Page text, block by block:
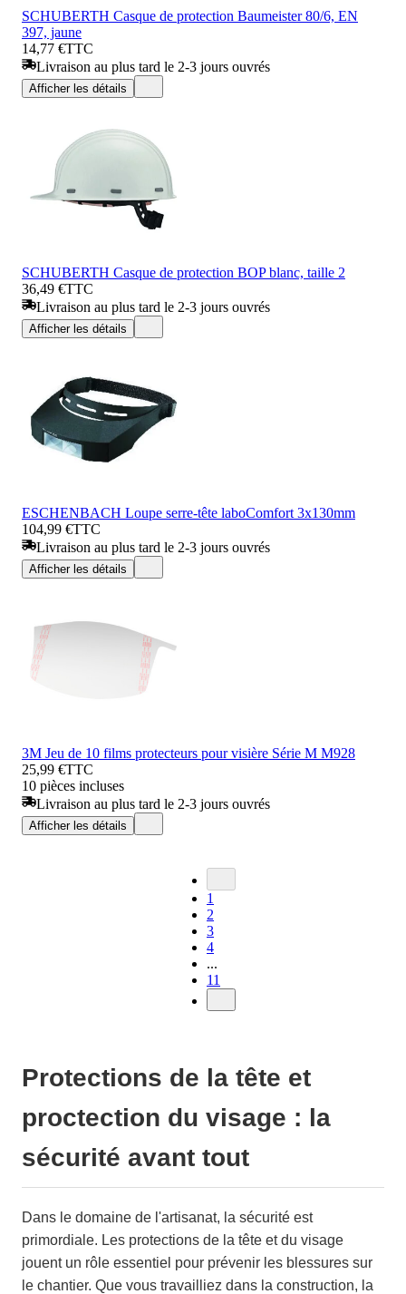
SCHUBERTH Casque de protection Baumeister 80/6, EN
397, jaune
14,77 €TTC
Livraison au plus tard le 2-3 jours ouvrés
Afficher les détails
SCHUBERTH Casque de protection BOP blanc, taille 2
36,49 €TTC
Livraison au plus tard le 2-3 jours ouvrés
Afficher les détails
ESCHENBACH Loupe serre-tête laboComfort 3x130mm
104,99 €TTC
Livraison au plus tard le 2-3 jours ouvrés
Afficher les détails
3M Jeu de 10 films protecteurs pour visière Série M M928
25,99 €TTC
10 pièces incluses
Livraison au plus tard le 2-3 jours ouvrés
Afficher les détails
1
2
3
4
...
11
Protections de la tête et
proctection du visage : la
sécurité avant tout
Dans le domaine de l'artisanat, la sécurité est
primordiale. Les protections de la tête et du visage
jouent un rôle essentiel pour prévenir les blessures sur
le chantier. Que vous travailliez dans la construction, la